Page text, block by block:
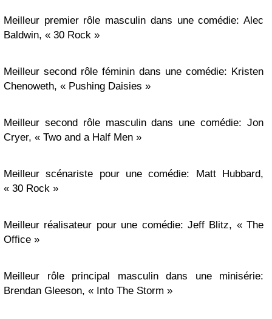
Meilleur premier rôle masculin dans une comédie: Alec
Baldwin, « 30 Rock »
Meilleur second rôle féminin dans une comédie: Kristen
Chenoweth, « Pushing Daisies »
Meilleur second rôle masculin dans une comédie: Jon
Cryer, « Two and a Half Men »
Meilleur scénariste pour une comédie: Matt Hubbard,
« 30 Rock »
Meilleur réalisateur pour une comédie: Jeff Blitz, « The
Office »
Meilleur rôle principal masculin dans une minisérie:
Brendan Gleeson, « Into The Storm »